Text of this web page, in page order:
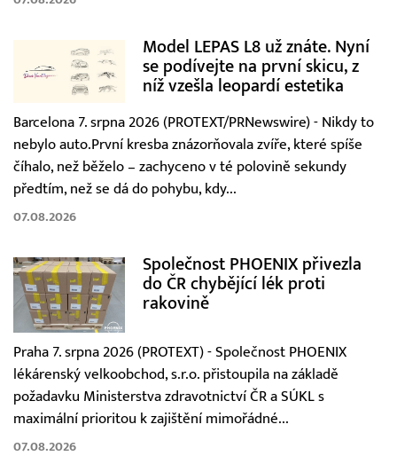
Model LEPAS L8 už znáte. Nyní
se podívejte na první skicu, z
níž vzešla leopardí estetika
Barcelona 7. srpna 2026 (PROTEXT/PRNewswire) - Nikdy to
nebylo auto.První kresba znázorňovala zvíře, které spíše
číhalo, než běželo – zachyceno v té polovině sekundy
předtím, než se dá do pohybu, kdy...
07.08.2026
Společnost PHOENIX přivezla
do ČR chybějící lék proti
rakovině
Praha 7. srpna 2026 (PROTEXT) - Společnost PHOENIX
lékárenský velkoobchod, s.r.o. přistoupila na základě
požadavku Ministerstva zdravotnictví ČR a SÚKL s
maximální prioritou k zajištění mimořádné...
07.08.2026